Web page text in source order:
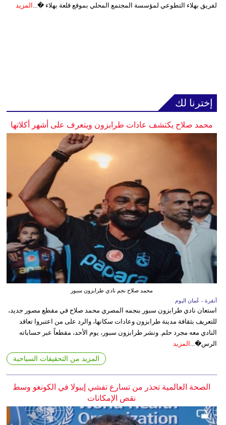
لفريق بهلاء التطوعي لمؤسسة المجتمع المحلي بموقع قلعة بهلاء �... المزيد
إخترنا لك
محمد صلاح يكتشف عادات طرابزون ويتعرف على أشهر أكلاتها
محمد صلاح نجم نادي طرابزون سبور
أنقرة - عُمان اليوم
استعان نادي طرابزون سبور بنجمه المصري محمد صلاح في مقطع مصور جديد،
للتعريف بثقافة مدينة طرابزون وعادات سكانها، والرد على من اعتبروا تعاقد
النادي معه مجرد حلم. ونشر طرابزون سبور، يوم الأحد، مقطعاً عبر حساباته
الرس�...
المزيد
المزيد من التحقيقات السياحية
الصحة العالمية تحذر من تسارع تفشي إيبولا في الكونغو وسط
نقص الإمكانات